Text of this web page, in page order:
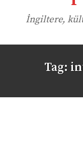
İngiltere,
Tag: